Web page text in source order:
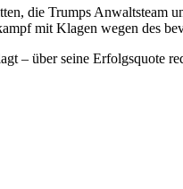
die Trumps Anwaltsteam
mit Klagen wegen des
– über seine Erfolgsquote